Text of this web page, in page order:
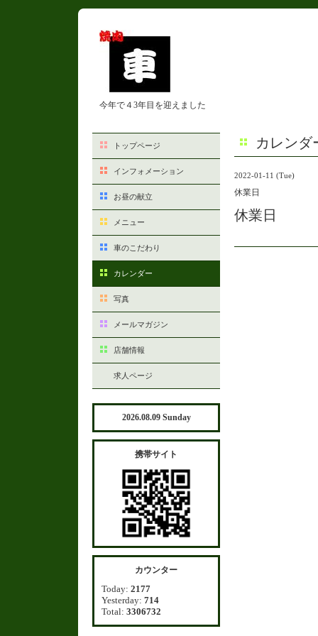
今年で４3年目を迎えました
カレンダ
2022-01-11 (Tue)
休業日
休業日
トップページ
インフォメーション
お昼の献立
メニュー
車のこだわり
カレンダー
写真
メールマガジン
店舗情報
求人ページ
2026.08.09 Sunday
携帯サイト
カウンター
Today: 2177
Yesterday: 714
Total: 3306732